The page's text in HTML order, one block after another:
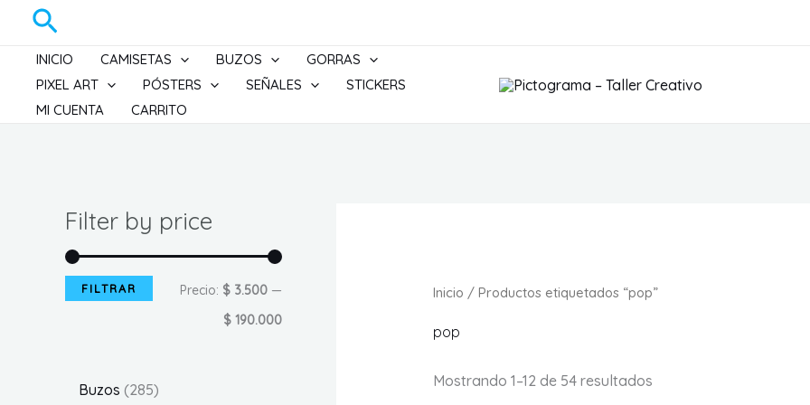
contenido
Buscar
INICIO CAMISETAS BUZOS
GORRAS
PIXEL ART
PÓSTERS SEÑALES
STICKERS
MI CUENTA
CARRITO
Filter by price
rr
FILTRAR Precio: $ 3.500 —
$ 190.000
Buzos 2852
Inicio / Productos etiquetados “pop”
pop
Mostrando 1–12 de 54 resultados